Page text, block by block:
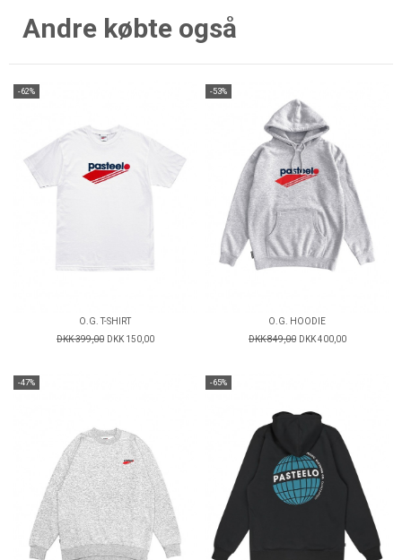
Andre købte også
-62%
O.G. T-SHIRT
DKK 399,00 DKK 150,00
-53%
O.G. HOODIE
DKK 849,00 DKK 400,00
-47% -65%